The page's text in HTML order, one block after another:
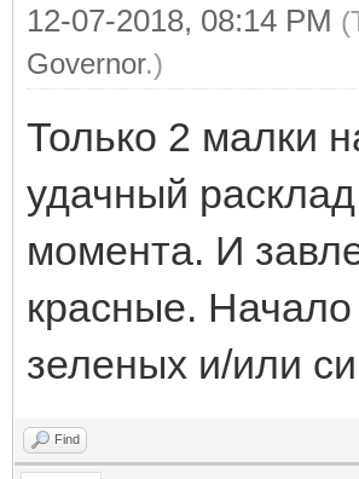
12-07-2018, 08:14 PM
Governor.)
Только 2 малки
удачный
момента. И
красные.
зеленых и/или
Find